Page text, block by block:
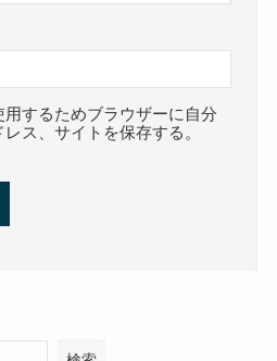
するためブラウザーに自分
ス、サイトを保存する。